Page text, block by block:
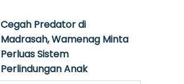
Cegah Predator di
Madrasah, Wamenag Minta
Perluas Sistem
Perlindungan Anak